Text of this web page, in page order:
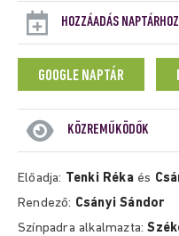
HOZZÁADÁS NAPTÁRHOZ
GOOGLE NAPTÁR
KÖZREMŰKÖDŐK
Előadja: Tenki Rékaés
Rendező: Csányi Sándor
Színpadra alkalmazta: